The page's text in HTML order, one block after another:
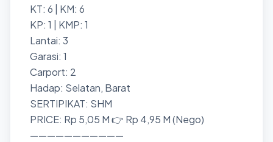
KT: 6 | KM: 6
KP: 1 | KMP: 1
Lantai: 3
Garasi: 1
Carport: 2
Hadap: Selatan, Barat
SERTIPIKAT: SHM
PRICE: Rp 5,05 M 👉 Rp 4,95 M (Nego)
———————————